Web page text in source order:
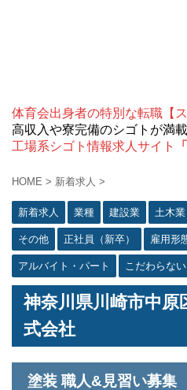
体育会出身者の特別な転職【
高収入や寮完備のシゴトが満載
工場系シゴト情報求人サイト
HOME > 新着求人 >
新着求人 業種 建設業 土木業
その他 正社員（新卒） 雇用形
アルバイト・パート こだわらない
神奈川県川崎市中原
式会社
塗装 職人&見習い募集